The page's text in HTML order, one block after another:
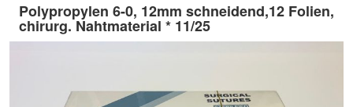
Polypropylen 6-0, 12mm schneidend,12 Folien,
chirurg. Nahtmaterial * 11/25